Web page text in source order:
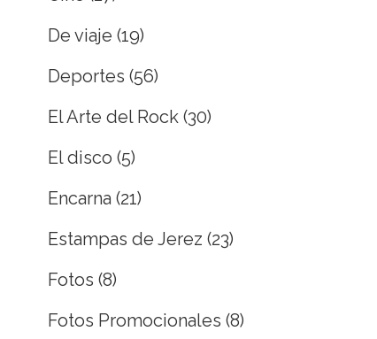
De viaje (19)
Deportes (56)
El Arte del Rock (30)
El disco (5)
Encarna (21)
Estampas de Jerez (23)
Fotos (8)
Fotos Promocionales (8)